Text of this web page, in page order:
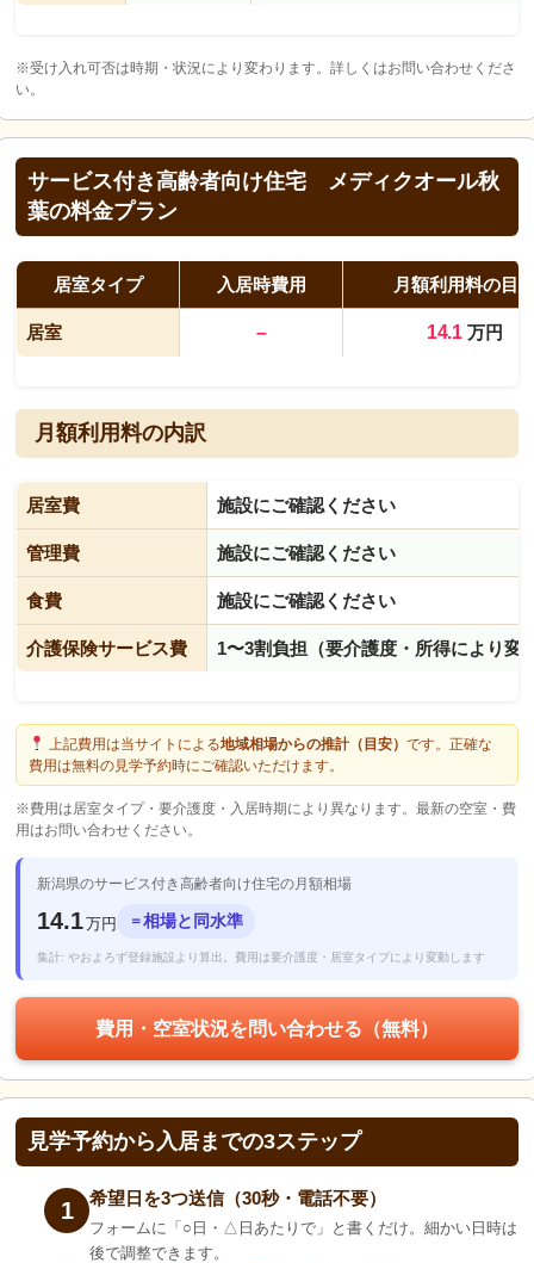
※受け入れ可否は時期・状況により変わります。詳しくはお問い合わせくださ
い。
サービス付き高齢者向け住宅 メディクオール秋
葉の料金プラン
居室タイプ 入居時費用 月額利用料の目
居室 – 14.1万円
月額利用料の内訳
居室費 施設にご確認ください
管理費 施設にご確認ください
食費 施設にご確認ください
介護保険サービス費 1〜3割負担（要介護度・所得により変
上記費用は当サイトによる地域相場からの推計（目安） です。正確な
費用は無料の見学予約時にご確認いただけます。
※費用は居室タイプ・要介護度・入居時期により異なります。最新の空室・費
用はお問い合わせください。
新潟県のサービス付き高齢者向け住宅の月額相場
14.1万円 ＝相場と同水準
集計: やおよろず登録施設より算出。費用は要介護度・居室タイプにより変動します
費用・空室状況を問い合わせる（無料）
見学予約から入居までの3ステップ
1 希望日を3つ送信（30秒・電話不要）
フォームに「○日・△日あたりで」と書くだけ。細かい日時は
後で調整できます。